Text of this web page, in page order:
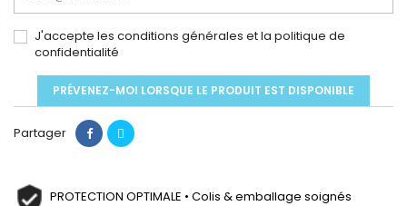
J'accepte les conditions générales et la politique de
confidentialité
PRÉVENEZ-MOI LORSQUE LE PRODUIT EST DISPONIBLE
Partager
PROTECTION OPTIMALE • Colis & emballage soignés